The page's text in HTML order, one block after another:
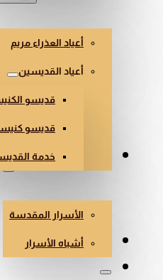
أعياد العذراء مريم
أعياد القديسين
قديسو
قديسو
خدمة
الأسرار وأشباه الأسرار
الأسرار المقدسة
أشباه الأسرار
هندسة وفن الكنائس